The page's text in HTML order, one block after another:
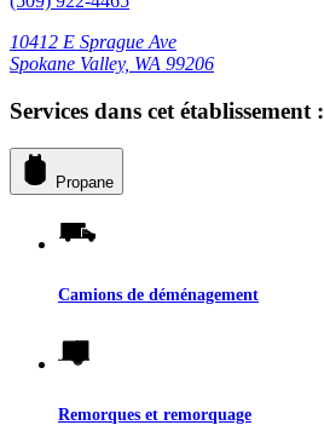
10412 E Sprague Ave
Spokane Valley, WA 99206
Services dans cet établissement :
Propane
Camions de déménagement
Remorques et remorquage